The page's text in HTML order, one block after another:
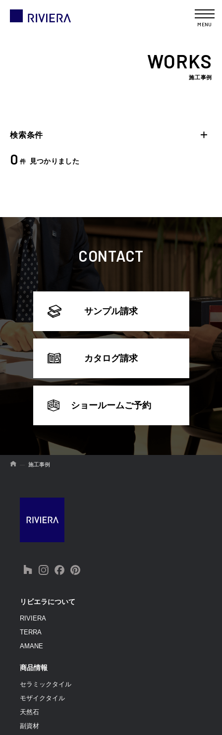
MENU
WORKS
施工事例
0 件 見つかりました
検索条件
CONTACT
サンプル請求
カタログ請求
ショールームご予約
施工事例
リビエラについて
RIVIERA
TERRA
AMANE
商品情報
セラミックタイル
モザイクタイル
天然石
副資材